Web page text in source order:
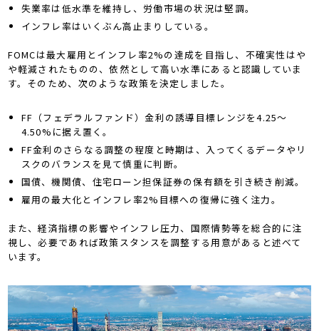
失業率は低水準を維持し、労働市場の状況は堅調。
インフレ率はいくぶん高止まりしている。
FOMCは最大雇用とインフレ率2%の達成を目指し、不確実性はや
や軽減されたものの、依然として高い水準にあると認識していま
す。そのため、次のような政策を決定しました。
FF（フェデラルファンド）金利の誘導目標レンジを4.25〜
4.50%に据え置く。
FF金利のさらなる調整の程度と時期は、入ってくるデータやリ
スクのバランスを見て慎重に判断。
国債、機関債、住宅ローン担保証券の保有額を引き続き削減。
雇用の最大化とインフレ率2%目標への復帰に強く注力。
また、経済指標の影響やインフレ圧力、国際情勢等を総合的に注
視し、必要であれば政策スタンスを調整する用意があると述べて
います。